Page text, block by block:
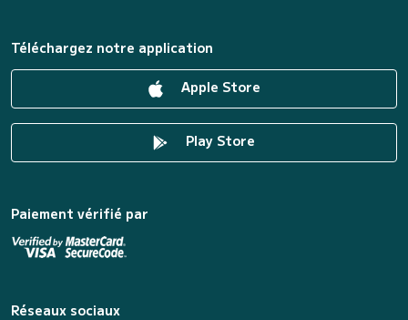
Téléchargez notre application
Apple Store
Play Store
Paiement vérifié par
Réseaux sociaux